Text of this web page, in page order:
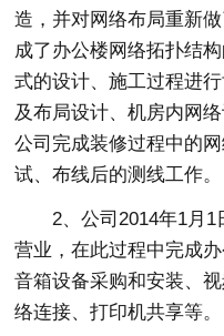
造，并对网络布局重新
成了办公楼网络拓扑结
式的设计、施工过程进
及布局设计、机房内网
公司完成装修过程中的
试、布线后的测线工作。
2、公司2014年1月
营业，在此过程中完成
音箱设备采购和安装、
络连接、打印机共享等。